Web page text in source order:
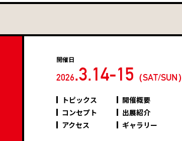
開催日
2026.3.14-15 （SAT/SUN）
トピックス
開催概要
コンセプト
出展紹介
アクセス
ギャラリー